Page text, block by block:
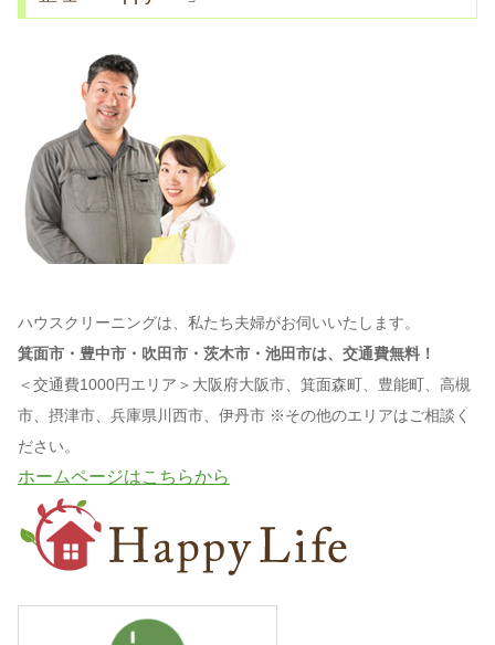
ハウスクリーニングは、私たち夫婦がお伺いいたします。
箕面市・豊中市・吹田市・茨木市・池田市は、交通費無料！
＜交通費1000円エリア＞大阪府大阪市、箕面森町、豊能町、高槻
市、摂津市、兵庫県川西市、伊丹市 ※その他のエリアはご相談く
ださい。
ホームページはこちらから